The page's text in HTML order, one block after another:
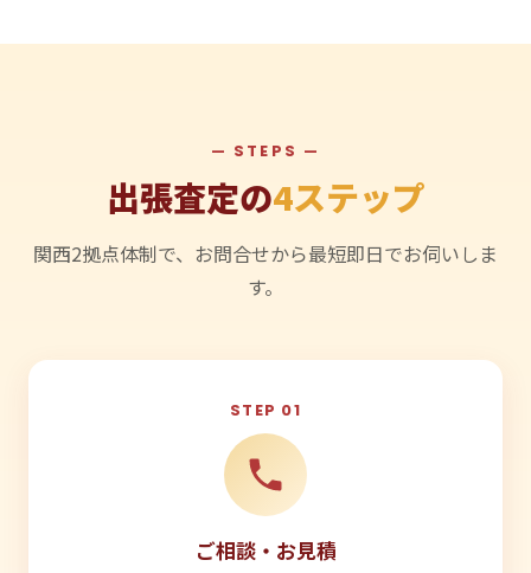
— STEPS —
出張査定の4ステップ
関西2拠点体制で、お問合せから最短即日でお伺いしま
す。
STEP 01
ご相談・お見積